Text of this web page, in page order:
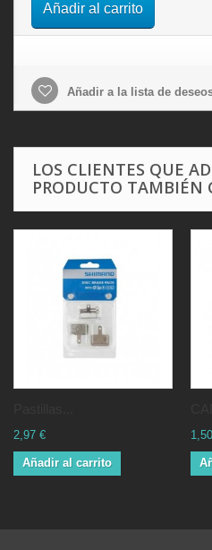
Añadir al carrito
Añadir a la lista de
LOS CLIENTES QUE
PRODUCTO TAMBIÉN
2,97 €
Añadir al carrito